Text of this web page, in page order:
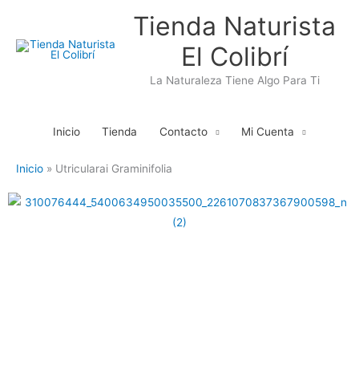
contenido
Tienda Naturista
El Colibrí
La Naturaleza Tiene Algo Para Ti
Inicio Tienda Contacto Mi Cuenta
Inicio Utricularai Graminifolia